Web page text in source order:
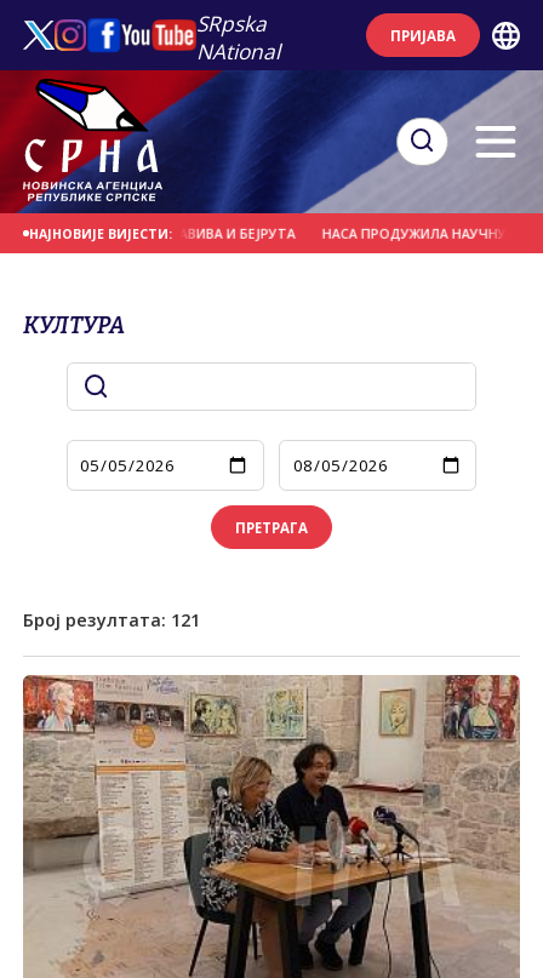
SRpska
NAtional
ПРИЈАВА
НАЈНОВИЈЕ ВИЈЕСТИ:
ТЕЛ АВИВА И БЕЈРУТА НАСА ПРОДУЖИЛА НАУЧНУ МИСИЈУ
КУЛТУРА
ПРЕТРАГА
Број резултата: 121